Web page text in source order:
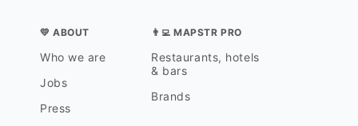
💛 ABOUT
Who we are
Jobs
Press
👨‍💻 MAPSTR PRO
Restaurants, hotels
& bars
Brands